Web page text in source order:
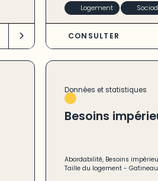
Logement
CONSULTER
Données et statistiques
Besoins
Abordabilité, Besoins
Taille du logement -Gatineau